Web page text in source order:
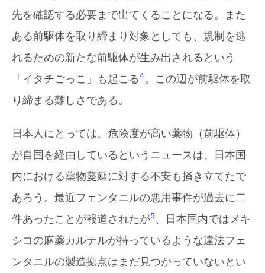
先を確認する必要まで出てくることになる。また
ある前駆体を取り締まり対象としても、規制を逃
れるための新たな前駆体が生み出されるという
「イタチごっこ」も起こる4。この辺が前駆体を取
り締まる難しさである。
日本人にとっては、危険度が高い薬物（前駆体）
が自国を経由しているというニュースは、日本国
内における薬物蔓延に対する不安も掻き立てたで
あろう。最近フェンタニルの悪用事件が過去に二
件あったことが報道されたが5、日本国内ではメキ
シコの麻薬カルテルが持っているような違法フェ
ンタニルの製造拠点はまだ見つかっていないとい